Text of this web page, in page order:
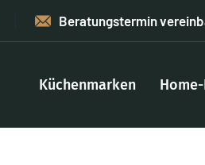
Beratungstermin
Küchenmarken